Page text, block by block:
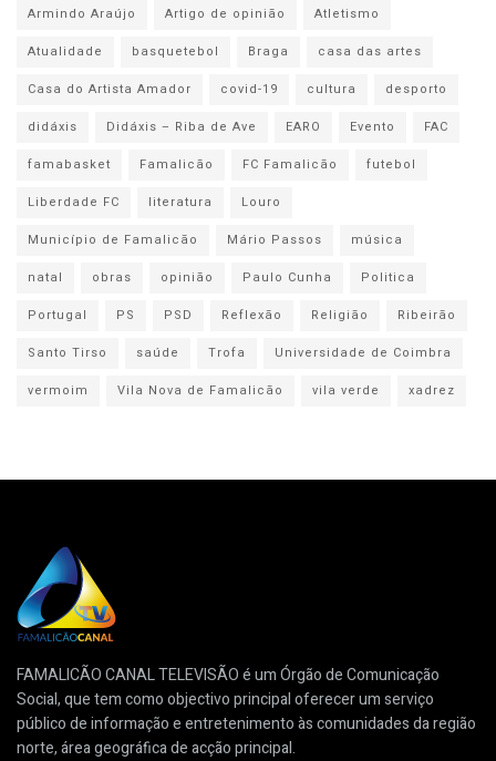
Armindo Araújo Artigo de opinião
Atletismo
Atualidade
basquetebol Braga
casa das artes
Casa do Artista Amador
covid-19 cultura
desporto
didáxis
Didáxis – Riba de Ave EARO Evento
FAC
famabasket
Famalicão FC Famalicão
futebol
Liberdade FC
literatura
Louro
Município de Famalicão
Mário Passos
música
natal
obras opinião Paulo Cunha
Politica
Portugal
PS PSD Reflexão Religião
Ribeirão
Santo Tirso
saúde Trofa
Universidade de Coimbra
vermoim
Vila Nova de Famalicão vila verde xadrez
FAMALICÃO CANAL TELEVISÃO é um Órgão de Comunicação
Social, que tem como objectivo principal oferecer um serviço
público de informação e entretenimento às comunidades da região
norte, área geográfica de acção principal.